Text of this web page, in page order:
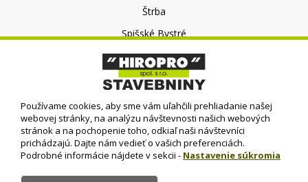
Štrba
Spišské Bystré
O nás
O spoločnosti
Kontakt
Používame cookies, aby sme vám uľahčili prehliadanie našej
webovej stránky, na analýzu návštevnosti našich webových
stránok a na pochopenie toho, odkiaľ naši návštevníci
prichádzajú. Dajte nám vedieť o vašich preferenciách.
Podrobné informácie nájdete v sekcii - Nastavenie súkromia